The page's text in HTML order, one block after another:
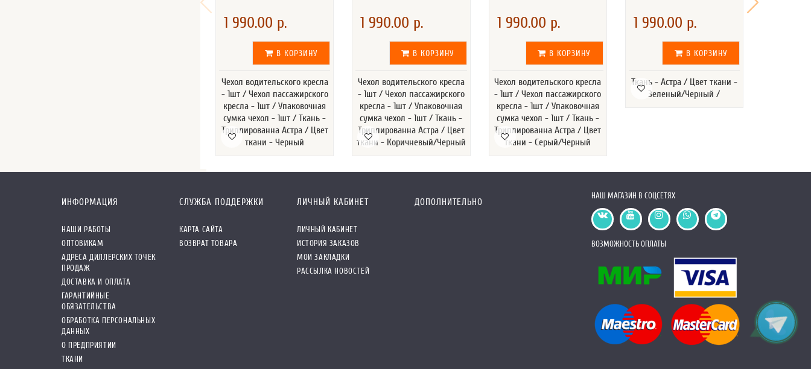
1 990.00 р.
В КОРЗИНУ
Чехол водительского кресла
- 1шт / Чехол пассажирского
кресла - 1шт / Упаковочная
сумка чехол - 1шт / Ткань -
Триплированна Астра / Цвет
ткани - Черный
1 990.00 р.
В КОРЗИНУ
Чехол водительского кресла
- 1шт / Чехол пассажирского
кресла - 1шт / Упаковочная
сумка чехол - 1шт / Ткань -
Триплированна Астра / Цвет
ткани - Коричневый/Черный
1 990.00 р.
В КОРЗИНУ
Чехол водительского кресла
- 1шт / Чехол пассажирского
кресла - 1шт / Упаковочная
сумка чехол - 1шт / Ткань -
Триплированна Астра / Цвет
ткани - Серый/Черный
1 990.00 р.
В КОРЗИНУ
Ткань - Астра / Цвет ткани -
Зеленый/Черный /
ИНФОРМАЦИЯ
НАШИ РАБОТЫ
ОПТОВИКАМ
АДРЕСА ДИЛЛЕРСКИХ ТОЧЕК
ПРОДАЖ
ДОСТАВКА И ОПЛАТА
ГАРАНТИЙНЫЕ
ОБЯЗАТЕЛЬСТВА
ОБРАБОТКА ПЕРСОНАЛЬНЫХ
ДАННЫХ
О ПРЕДПРИЯТИИ
ТКАНИ
СЛУЖБА ПОДДЕРЖКИ
КАРТА САЙТА
ВОЗВРАТ ТОВАРА
ЛИЧНЫЙ КАБИНЕТ
ЛИЧНЫЙ КАБИНЕТ
ИСТОРИЯ ЗАКАЗОВ
МОИ ЗАКЛАДКИ
РАССЫЛКА НОВОСТЕЙ
ДОПОЛНИТЕЛЬНО
НАШ МАГАЗИН В СОЦСЕТЯХ
ВОЗМОЖНОСТЬ ОПЛАТЫ